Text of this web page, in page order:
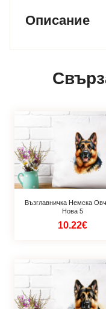
Описание
Възглавничка Немска
Нова 5
10.22€